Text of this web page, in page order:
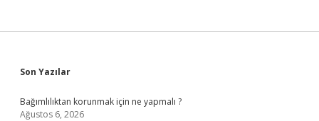
Sidebar
Son Yazılar
Bağımlılıktan korunmak için ne yapmalı ?
Ağustos 6, 2026